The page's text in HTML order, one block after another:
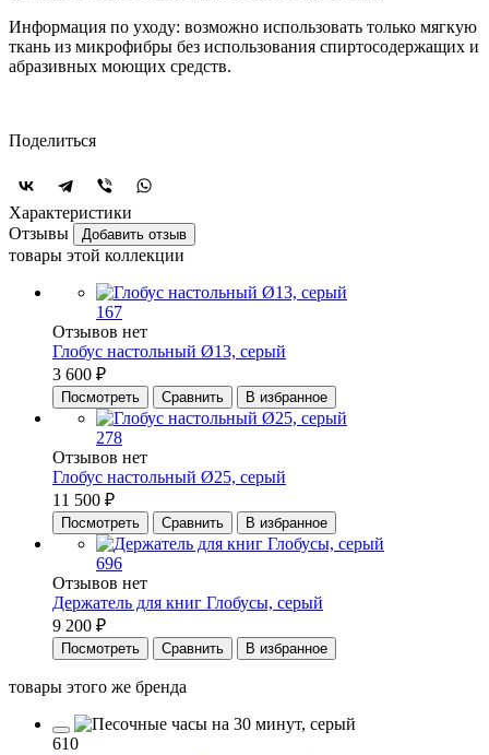
Информация по уходу: возможно использовать только мягкую
ткань из микрофибры без использования спиртосодержащих и
абразивных моющих средств.
Поделиться
Характеристики
Отзывы
Добавить отзыв
товары этой коллекции
167
Отзывов нет
Глобус настольный Ø13, серый
3 600 ₽
Посмотреть Сравнить В избранное
278
Отзывов нет
Глобус настольный Ø25, серый
11 500 ₽
Посмотреть Сравнить В избранное
696
Отзывов нет
Держатель для книг Глобусы, серый
9 200 ₽
Посмотреть Сравнить В избранное
товары этого же бренда
610